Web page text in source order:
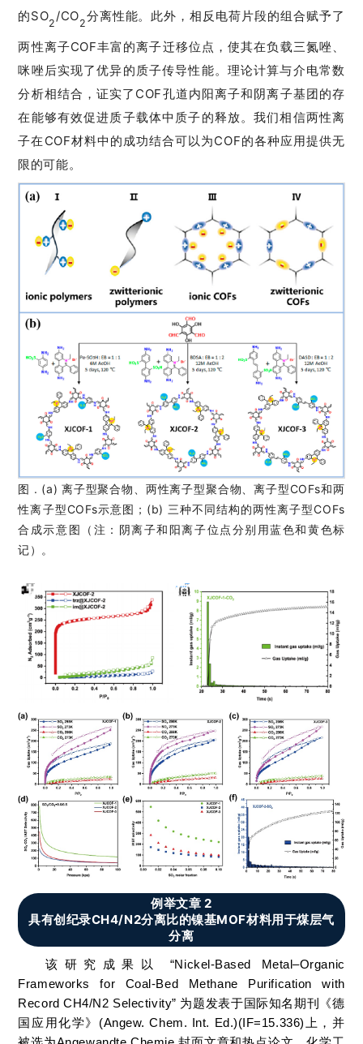
的SO2 /CO2分离性能。此外，相反电荷片段的组合赋予了
两性离子COF丰富的离子迁移位点，使其在负载三氮唑、
咪唑后实现了优异的质子传导性能。理论计算与介电常数
分析相结合，证实了COF孔道内阳离子和阴离子基团的存
在能够有效促进质子载体中质子的释放。我们相信两性离
子在COF材料中的成功结合可以为COF的各种应用提供无
限的可能。
图 . (a) 离子型聚合物、两性离子型聚合物、离子型COFs和两
性离子型COFs示意图；(b) 三种不同结构的两性离子型COFs
合成示意图（注：阴离子和阳离子位点分别用蓝色和黄色标
记）。
例举文章 2
具有创纪录CH4/N2分离比的镍基MOF材料用于煤层气
分离
该研究成果以 “Nickel-Based Metal–Organic
Frameworks for Coal-Bed Methane Purification with
Record CH4/N2 Selectivity” 为题发表于国际知名期刊《德
国应用化学》(Angew. Chem. Int. Ed.)(IF=15.336)上，并